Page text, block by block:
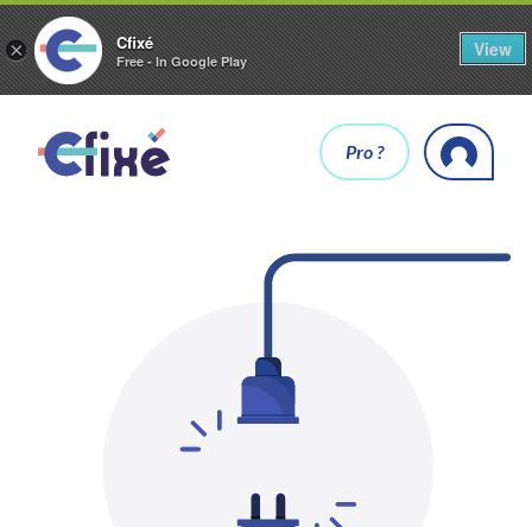
× Cfixé
Free - In Google Play
View
Pro ?